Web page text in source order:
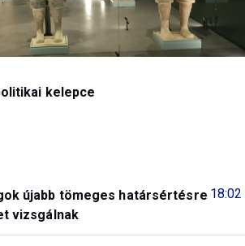
kelepce
18:02
újabb tömeges határsértésre
vizsgálnak